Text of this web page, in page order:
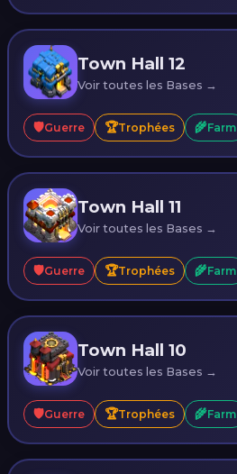
Town Hall 12
Voir toutes les Bases →
🛡️Guerre 🏆Trophées 🌾Farm
Town Hall 11
Voir toutes les Bases →
🛡️Guerre 🏆Trophées 🌾Farm
Town Hall 10
Voir toutes les Bases →
🛡️Guerre 🏆Trophées 🌾Farm